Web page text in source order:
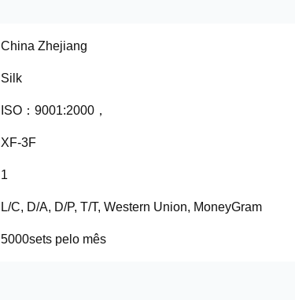
China Zhejiang
Silk
ISO：9001:2000，
XF-3F
1
L/C, D/A, D/P, T/T, Western Union, MoneyGram
5000sets pelo mês